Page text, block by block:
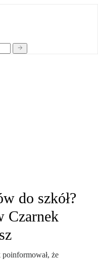
do szkół?
Czarnek
że